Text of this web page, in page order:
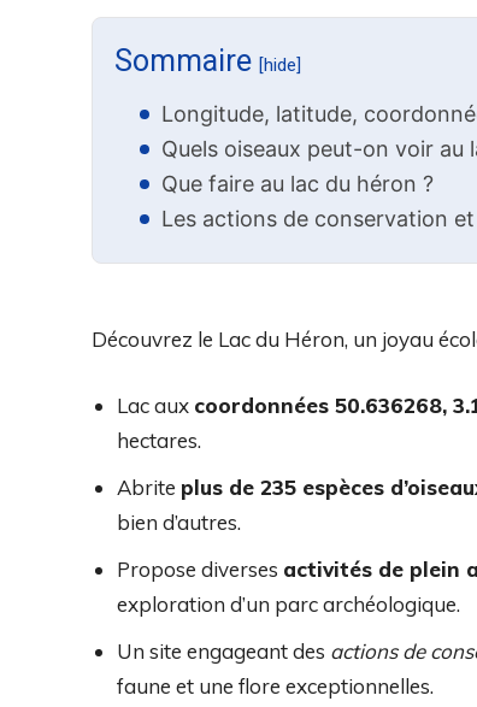
Sommaire [hide]
Longitude, latitude,
Quels oiseaux peut-on voir au
Que faire au lac du héron ?
Les actions de conservation
Découvrez le Lac du Héron, un joyau
Lac aux coordonnées 50.636268,
hectares.
Abrite plus de 235 espèces
bien d’autres.
Propose diverses activités de plein
exploration d’un parc archéologique.
Un site engageant des actions de
faune et une flore exceptionnelles.